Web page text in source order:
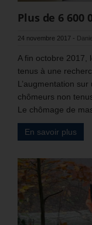
Plus de 6 600
24 novembre 2017 -
A fin octobre 2017,
tenus à une
L’augmentation
chômeurs non
Le chômage de
En savoir plus